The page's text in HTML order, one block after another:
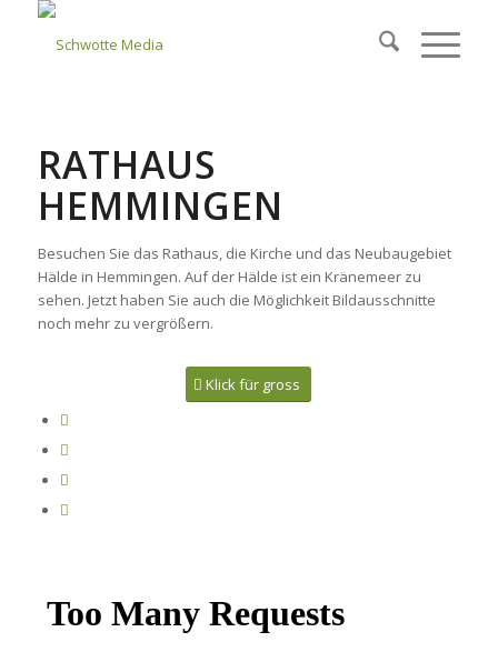
RATHAUS
HEMMINGEN
Besuchen Sie das Rathaus, die Kirche und das Neubaugebiet
Hälde in Hemmingen. Auf der Hälde ist ein Kränemeer zu
sehen. Jetzt haben Sie auch die Möglichkeit Bildausschnitte
noch mehr zu vergrößern.
Klick für gross